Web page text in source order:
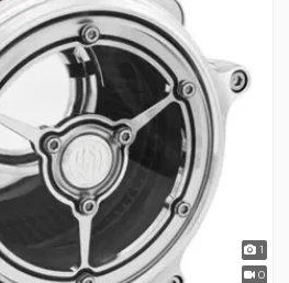
1
0